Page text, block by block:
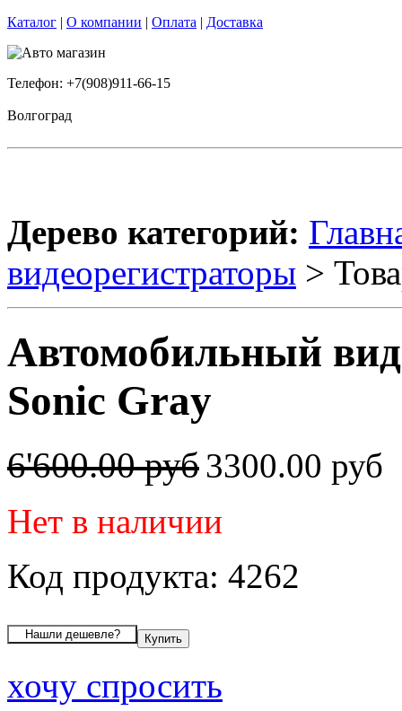
Каталог | О компании | Оплата | Доставка
Телефон: +7(908)911-66-15
Волгоград
Дерево категорий:
видеорегистраторы >
Автомобильный
Sonic Gray
6'600.00 руб3300.00 руб
Нет в наличии
Код продукта: 4262
хочу спросить